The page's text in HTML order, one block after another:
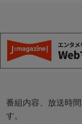
番組内容、放送時
す。